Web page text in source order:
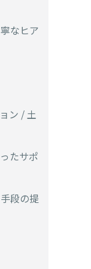
なヒア
ン / 土
たサポ
段の提